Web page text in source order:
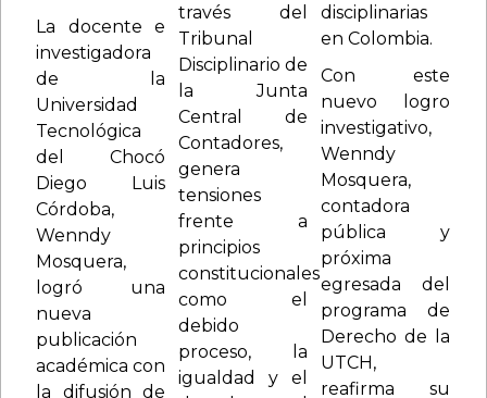
La docente e
investigadora
de la
Universidad
Tecnológica
del Chocó
Diego Luis
Córdoba,
Wenndy
Mosquera,
logró una
nueva
publicación
académica con
la difusión de
través del
Tribunal
Disciplinario de
la Junta
Central de
Contadores,
genera
tensiones
frente a
principios
constitucionales
como el
debido
proceso, la
igualdad y el
disciplinarias
en Colombia.
Con este
nuevo logro
investigativo,
Wenndy
Mosquera,
contadora
pública y
próxima
egresada del
programa de
Derecho de la
UTCH,
reafirma su